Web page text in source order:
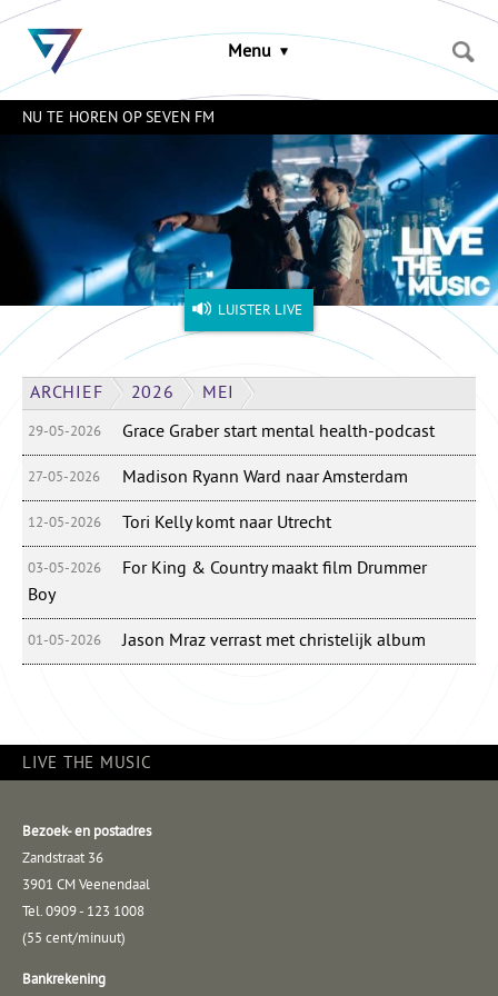
Sla
links
naar
menu
Menu
NU TE HOREN OP SEVEN FM
LUISTER LIVE
ARCHIEF 2026 MEI
29-05-2026 Grace Graber start mental health-podcast
27-05-2026 Madison Ryann Ward naar Amsterdam
12-05-2026 Tori Kelly komt naar Utrecht
03-05-2026
For King & Country maakt film Drummer
Boy
01-05-2026 Jason Mraz verrast met christelijk album
LIVE THE MUSIC
Bezoek- en postadres
Zandstraat 36
3901 CM Veenendaal
Tel. 0909 - 123 1008
(55 cent/minuut)
Bankrekening